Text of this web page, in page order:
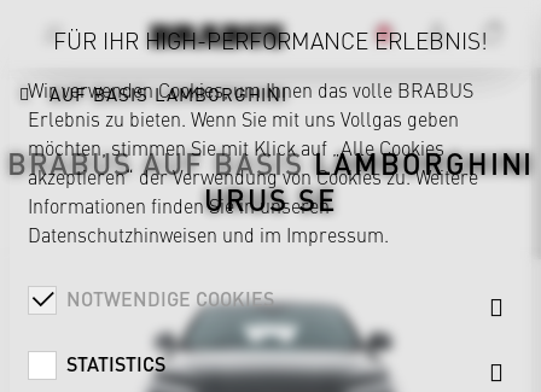
AUF BASIS LAMBORGHINI
BRABUS AUF BASISLAMBORGHINI
URUS SE
FÜR IHR HIGH-PERFORMANCE ERLEBNIS!
Wir verwenden Cookies, um Ihnen das volle BRABUS
Erlebnis zu bieten. Wenn Sie mit uns Vollgas geben
möchten, stimmen Sie mit Klick auf „Alle Cookies
akzeptieren“ der Verwendung von Cookies zu. Weitere
Informationen finden Sie in unseren
Datenschutzhinweisen und im Impressum.
NOTWENDIGE COOKIES
STATISTICS